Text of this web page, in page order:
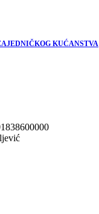
KUĆANSTVA